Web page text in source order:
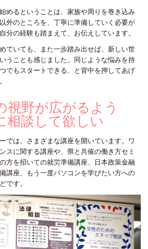
めるということは、家族や周りを巻き込み
外のところを、丁寧に準備していく必要が
分の経験も踏まえて、お伝えしています。
ていても、また一歩踏み出せば、新しい世
うことも感じました。同じような悩みを持
でもスタートできる、と背中を押してあげ
視野が広がるよう
相談して欲しい
では、さまざまな講座を開いています。ワ
スに関する講座や、県と共催の働き方セミ
方を招いての就労準備講座、日本政策金融
講座、もう一度パソコンを学びたい方への
です。